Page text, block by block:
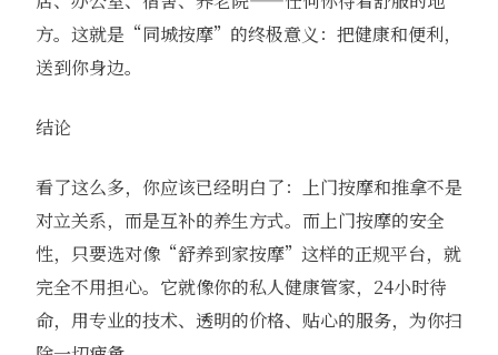
方。这就是“同城按摩”的终极意义：把健康和便利，
送到你身边。
结论
看了这么多，你应该已经明白了：上门按摩和推拿不是
对立关系，而是互补的养生方式。而上门按摩的安全
性，只要选对像“舒养到家按摩”这样的正规平台，就
完全不用担心。它就像你的私人健康管家，24小时待
命，用专业的技术、透明的价格、贴心的服务，为你扫